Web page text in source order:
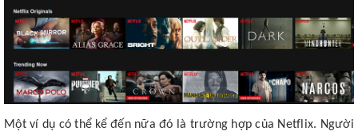
Một ví dụ có thể kể đến nữa đó là trường hợp của Netflix. Người